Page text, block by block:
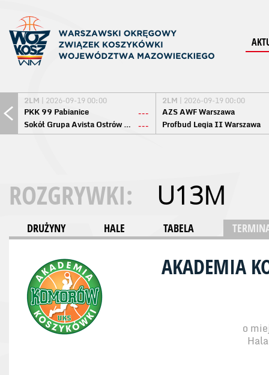
2LM | 2026-09-19 00:00
PKK 99 Pabianice
---
Sokół Grupa Avista Ostrów Maz. ---
2LM | 2026-09-19 00:00
AZS AWF Warszawa
Profbud Legia II Warszawa
ROZGRYWKI: U13M
DRUŻYNY HALE TABELA
AKADEMIA
o